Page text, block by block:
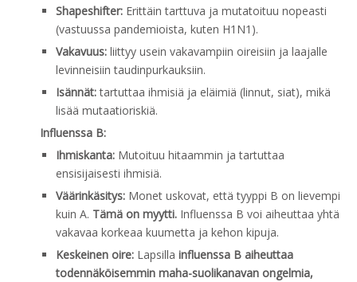
Shapeshifter: Erittäin tarttuva ja mutatoituu nopeasti
(vastuussa pandemioista, kuten H1N1).
Vakavuus: liittyy usein vakavampiin oireisiin ja laajalle
levinneisiin taudinpurkauksiin.
Isännät:tartuttaa ihmisiä ja eläimiä (linnut, siat), mikä
lisää mutaatioriskiä.
Influenssa B:
Ihmiskanta: Mutoituu hitaammin ja tartuttaa
ensisijaisesti ihmisiä.
Väärinkäsitys: Monet uskovat, että tyyppi B on lievempi
kuin A. Tämä on myytti. Influenssa B voi aiheuttaa yhtä
vakavaa korkeaa kuumetta ja kehon kipuja.
Keskeinen oire: Lapsilla influenssa B aiheuttaa
todennäköisemmin maha-suolikanavan ongelmia,